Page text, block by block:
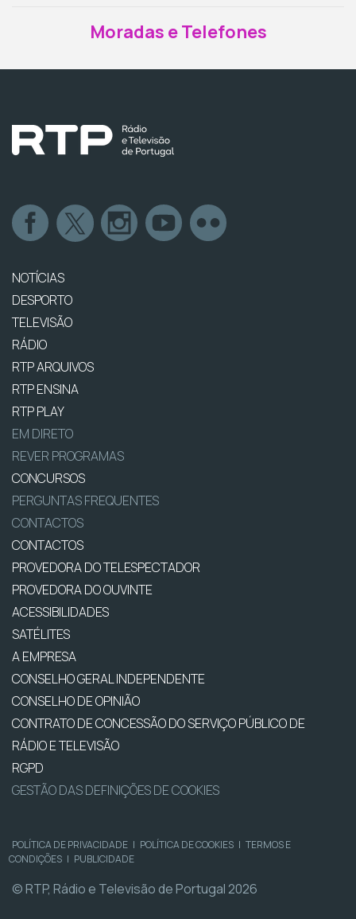
Moradas e Telefones
NOTÍCIAS
DESPORTO
TELEVISÃO
RÁDIO
RTP ARQUIVOS
RTP ENSINA
RTP PLAY
EM DIRETO
REVER PROGRAMAS
CONCURSOS
PERGUNTAS FREQUENTES
CONTACTOS
CONTACTOS
PROVEDORA DO TELESPECTADOR
PROVEDORA DO OUVINTE
ACESSIBILIDADES
SATÉLITES
A EMPRESA
CONSELHO GERAL INDEPENDENTE
CONSELHO DE OPINIÃO
CONTRATO DE CONCESSÃO DO SERVIÇO PÚBLICO DE
RÁDIO E TELEVISÃO
RGPD
GESTÃO DAS DEFINIÇÕES DE COOKIES
POLÍTICA DE PRIVACIDADE | POLÍTICA DE COOKIES | TERMOS E
CONDIÇÕES | PUBLICIDADE
© RTP, Rádio e Televisão de Portugal 2026